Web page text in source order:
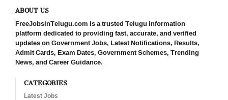
ABOUT US
FreeJobsInTelugu.com is a trusted Telugu information
platform dedicated to providing fast, accurate, and verified
updates on Government Jobs, Latest Notifications, Results,
Admit Cards, Exam Dates, Government Schemes, Trending
News, and Career Guidance.
CATEGORIES
Latest Jobs